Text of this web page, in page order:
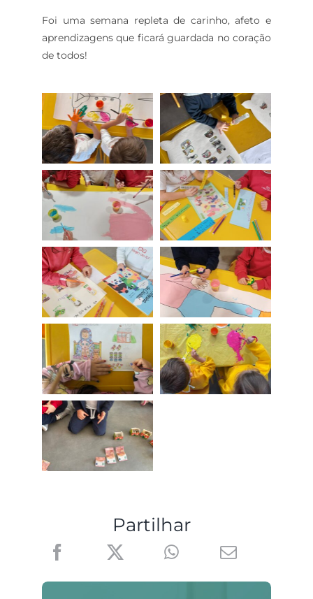
Foi uma semana repleta de carinho, afeto e
aprendizagens que ficará guardada no coração
de todos!
Partilhar